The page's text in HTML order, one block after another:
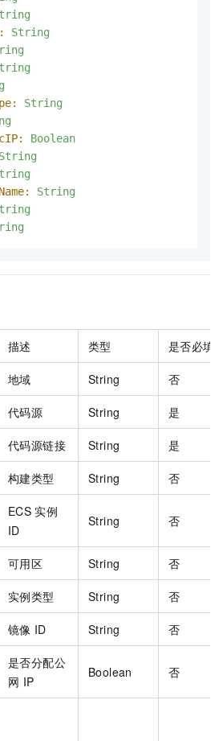
String
String
Boolean
String
String
描述 类型 是否必填
地域 String 否
代码源 String 是
代码源链接 String 是
构建类型 String 否
ECS 实例
ID
String 否
可用区 String 否
实例类型 String 否
镜像 ID String 否
是否分配公
网 IP
Boolean 否